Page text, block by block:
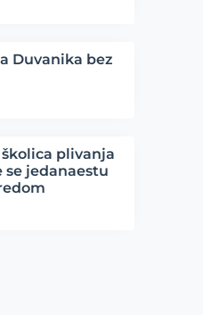
Duvanika bez
plivanja
se jedanaestu